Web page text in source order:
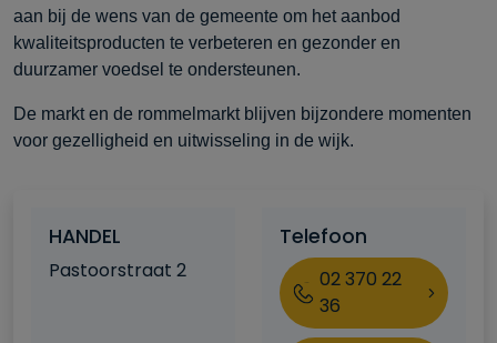
aan bij de wens van de gemeente om het aanbod
kwaliteitsproducten te verbeteren en gezonder en
duurzamer voedsel te ondersteunen.
De markt en de rommelmarkt blijven bijzondere momenten
voor gezelligheid en uitwisseling in de wijk.
HANDEL
Pastoorstraat 2
Telefoon
02 370 22
36